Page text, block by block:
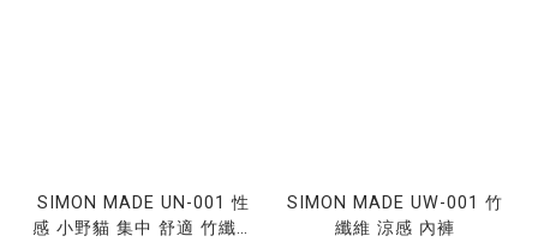
SIMON MADE UN-001 性
感 小野貓 集中 舒適 竹纖維
SIMON MADE UW-001 竹
纖維 涼感 內褲